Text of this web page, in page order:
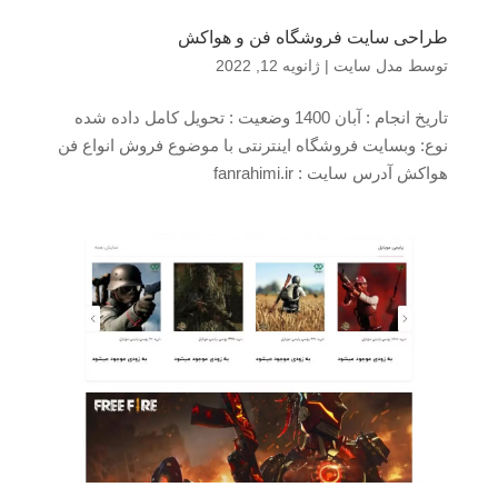
طراحی سایت فروشگاه فن و هواکش
توسط مدل سایت | ژانویه 12, 2022
تاریخ انجام : آبان 1400 وضعیت : تحویل کامل داده شده
نوع: وبسایت فروشگاه اینترنتی با موضوع فروش انواع فن
هواکش آدرس سایت : fanrahimi.ir